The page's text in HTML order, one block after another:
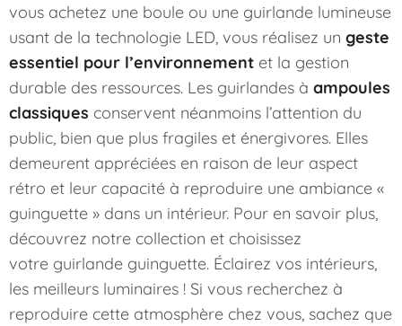
vous achetez une boule ou une guirlande lumineuse
usant de la technologie LED, vous réalisez un geste
essentiel pour l’environnement et la gestion
durable des ressources. Les guirlandes à ampoules
classiques conservent néanmoins l’attention du
public, bien que plus fragiles et énergivores. Elles
demeurent appréciées en raison de leur aspect
rétro et leur capacité à reproduire une ambiance «
guinguette » dans un intérieur. Pour en savoir plus,
découvrez notre collection et choisissez
votre guirlande guinguette. Éclairez vos intérieurs,
les meilleurs luminaires ! Si vous recherchez à
reproduire cette atmosphère chez vous, sachez que